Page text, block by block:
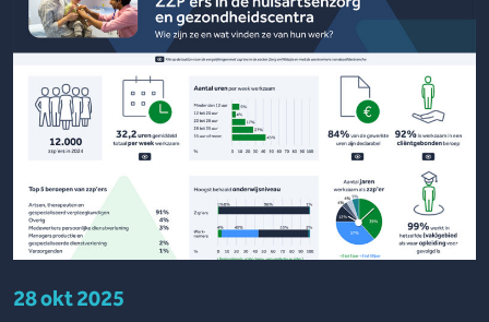
28 okt 2025